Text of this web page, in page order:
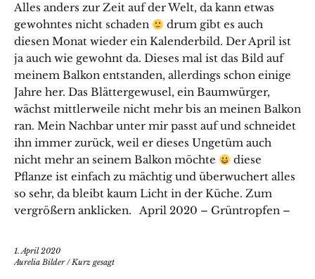
Alles anders zur Zeit auf der Welt, da kann etwas
gewohntes nicht schaden
drum gibt es auch
diesen Monat wieder ein Kalenderbild. Der April ist
ja auch wie gewohnt da. Dieses mal ist das Bild auf
meinem Balkon entstanden, allerdings schon einige
Jahre her. Das Blättergewusel, ein Baumwürger,
wächst mittlerweile nicht mehr bis an meinen Balkon
ran. Mein Nachbar unter mir passt auf und schneidet
ihn immer zurück, weil er dieses Ungetüm auch
nicht mehr an seinem Balkon möchte
diese
Pflanze ist einfach zu mächtig und überwuchert alles
so sehr, da bleibt kaum Licht in der Küche. Zum
vergrößern anklicken. April 2020 – Grüntropfen –
1. April 2020
Aurelia Bilder/Kurz gesagt